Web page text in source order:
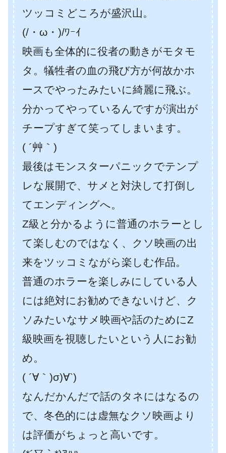
ツッコミどころが盛沢山。
(/・ω・)/ﾜｰｲ
映画も全体的に役者の動きがモタモ
タ。犠牲者の血の飛び方が何故かホ
ースでやったみたいに綺麗に飛ぶ。
分かってやっているんですが演出が
チープすぎて笑ってしまいます。
( ´艸｀)
最後はモンスターパニックでテンプ
レな展開で、サメと対決して打倒し
てエンディングへ。
Z級と分かるように普通のホラーとし
て楽しむのではなく、クソ映画の出
来をツッコミながら楽しむ作品。
普通のホラーを楽しみにしている人
には絶対にお勧めできないけど、ク
ソみたいなサメ映画や話のためにZ
級映画を視聴したいという人にお勧
め。
( ´∀｀)σ)∀`)
なんだかんだで話のタネにはなるの
で、冬色的には虚無なクソ映画より
は評価がちょっと高いです。